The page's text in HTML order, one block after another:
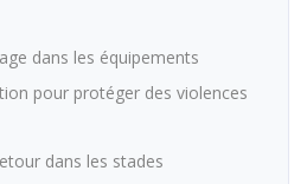
dans les équipements
pour protéger des violences
dans les stades